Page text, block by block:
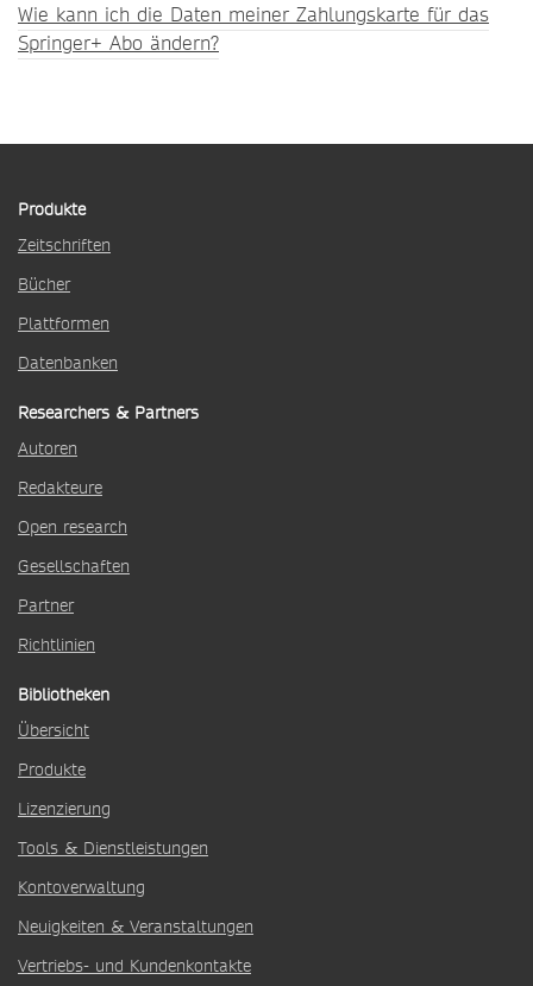
Wie kann ich die Daten meiner Zahlungskarte für das
Springer+ Abo ändern?
Produkte
Zeitschriften
Bücher
Plattformen
Datenbanken
Researchers & Partners
Autoren
Redakteure
Open research
Gesellschaften
Partner
Richtlinien
Bibliotheken
Übersicht
Produkte
Lizenzierung
Tools & Dienstleistungen
Kontoverwaltung
Neuigkeiten & Veranstaltungen
Vertriebs- und Kundenkontakte